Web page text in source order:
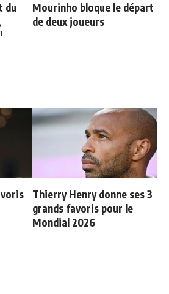
du
Mourinho bloque le départ
de deux joueurs
Thierry Henry donne ses 3
grands favoris pour le
Mondial 2026